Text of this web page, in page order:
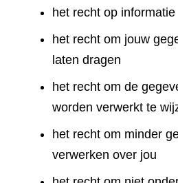
het recht op informatie
het recht om jouw
laten dragen
het recht om de
worden verwerkt te
het recht om minder
verwerken over jou